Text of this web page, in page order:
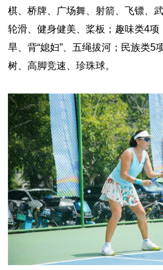
棋、桥牌、广场舞、射箭、飞镖、
轮滑、健身健美、桨板；趣味类4
旱、背“媳妇”、五绳拔河；民族类5
树、高脚竞速、珍珠球。